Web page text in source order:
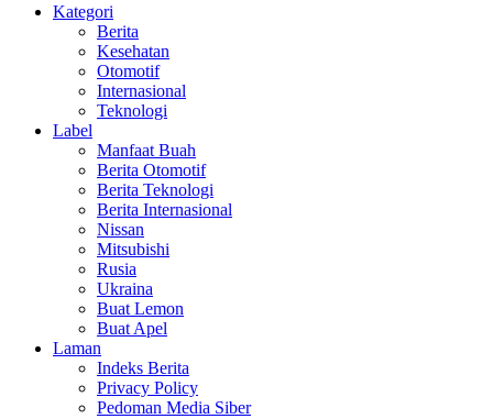
Kategori
Berita
Kesehatan
Otomotif
Internasional
Teknologi
Label
Manfaat Buah
Berita Otomotif
Berita Teknologi
Berita Internasional
Nissan
Mitsubishi
Rusia
Ukraina
Buat Lemon
Buat Apel
Laman
Indeks Berita
Privacy Policy
Pedoman Media Siber